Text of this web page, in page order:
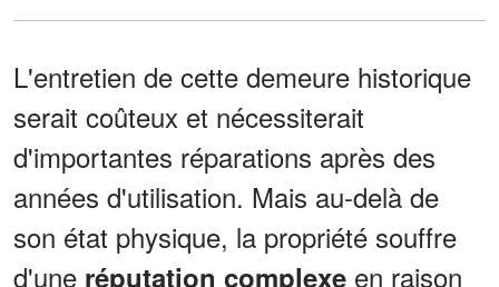
L'entretien de cette demeure historique
serait coûteux et nécessiterait
d'importantes réparations après des
années d'utilisation. Mais au-delà de
son état physique, la propriété souffre
d'une réputation complexe en raison